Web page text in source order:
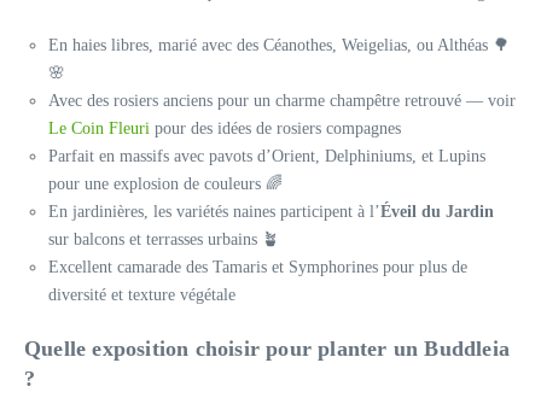
En haies libres, marié avec des Céanothes, Weigelias, ou Althéas 🌳
🌸
Avec des rosiers anciens pour un charme champêtre retrouvé — voir
Le Coin Fleuri pour des idées de rosiers compagnes
Parfait en massifs avec pavots d’Orient, Delphiniums, et Lupins
pour une explosion de couleurs 🌈
En jardinières, les variétés naines participent à l’Éveil du Jardin
sur balcons et terrasses urbains 🪴
Excellent camarade des Tamaris et Symphorines pour plus de
diversité et texture végétale
Quelle exposition choisir pour planter un Buddleia
?